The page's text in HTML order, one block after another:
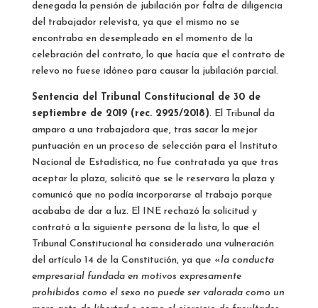
denegada la pensión de jubilación por falta de diligencia
del trabajador relevista, ya que el mismo no se
encontraba en desempleado en el momento de la
celebración del contrato, lo que hacía que el contrato de
relevo no fuese idóneo para causar la jubilación parcial.
Sentencia del Tribunal Constitucional de 30 de
septiembre de 2019 (rec. 2925/2018). El Tribunal da
amparo a una trabajadora que, tras sacar la mejor
puntuación en un proceso de selección para el Instituto
Nacional de Estadística, no fue contratada ya que tras
aceptar la plaza, solicitó que se le reservara la plaza y
comunicó que no podía incorporarse al trabajo porque
acababa de dar a luz. El INE rechazó la solicitud y
contrató a la siguiente persona de la lista, lo que el
Tribunal Constitucional ha considerado una vulneración
del artículo 14 de la Constitución, ya que «la conducta
empresarial fundada en motivos expresamente
prohibidos como el sexo no puede ser valorada como un